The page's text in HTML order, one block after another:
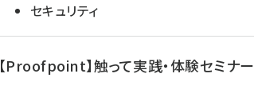
セキュリティ
【Proofpoint】触って実践・体験セミナー